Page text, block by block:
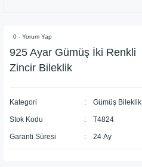
0 - Yorum Yap
​925 Ayar Gümüş İki Renkli
Zincir Bileklik
Kategori Gümüş Bileklik
Stok Kodu T4824
Garanti Süresi 24 Ay